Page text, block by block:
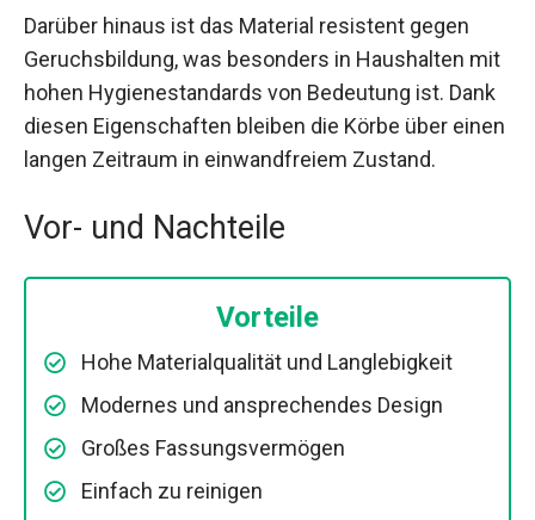
Darüber hinaus ist das Material resistent gegen
Geruchsbildung, was besonders in Haushalten mit
hohen Hygienestandards von Bedeutung ist. Dank
diesen Eigenschaften bleiben die Körbe über einen
langen Zeitraum in einwandfreiem Zustand.
Vor- und Nachteile
Vorteile
Hohe Materialqualität und Langlebigkeit
Modernes und ansprechendes Design
Großes Fassungsvermögen
Einfach zu reinigen